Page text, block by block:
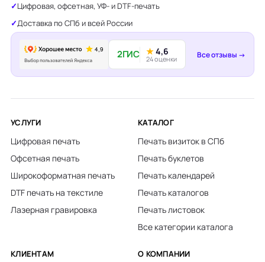
Цифровая, офсетная, УФ- и DTF-печать
Доставка по СПб и всей России
2ГИС ★4,6
24 оценки Все отзывы →
УСЛУГИ
Цифровая печать
Офсетная печать
Широкоформатная печать
DTF печать на текстиле
Лазерная гравировка
КАТАЛОГ
Печать визиток в СПб
Печать буклетов
Печать календарей
Печать каталогов
Печать листовок
Все категории каталога
КЛИЕНТАМ О КОМПАНИИ